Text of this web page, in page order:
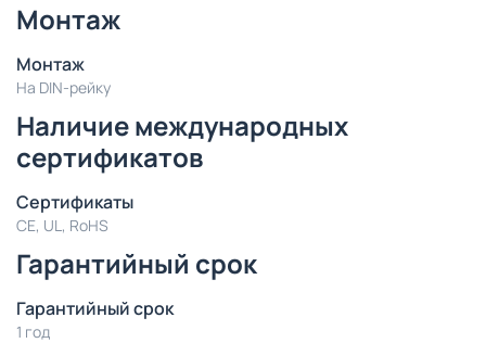
Монтаж
Монтаж
На DIN-рейку
Наличие международных
сертификатов
Сертификаты
CE, UL, RoHS
Гарантийный срок
Гарантийный срок
1 год